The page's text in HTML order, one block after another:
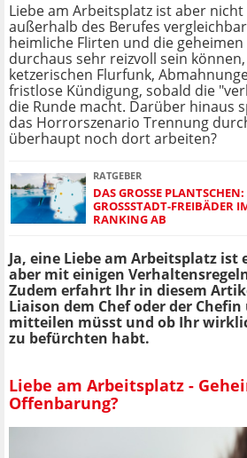
Liebe am Arbeitsplatz ist aber
außerhalb des Berufes
heimliche Flirten und die
durchaus sehr reizvoll sein
ketzerischen Flurfunk,
fristlose Kündigung, sobald die
die Runde macht. Darüber hinaus
das Horrorszenario Trennung
überhaupt noch dort arbeiten?
RATGEBER
DAS GROSSE PLANTSCHEN:
ROSSSTADT-FREIBÄDER IM
NKING AB
Ja, eine Liebe am Arbeitsplatz ist
aber mit einigen
Zudem erfahrt Ihr in diesem
Liaison dem Chef oder der
mitteilen müsst und ob Ihr
zu befürchten habt.
Liebe am Arbeitsplatz -
Offenbarung?